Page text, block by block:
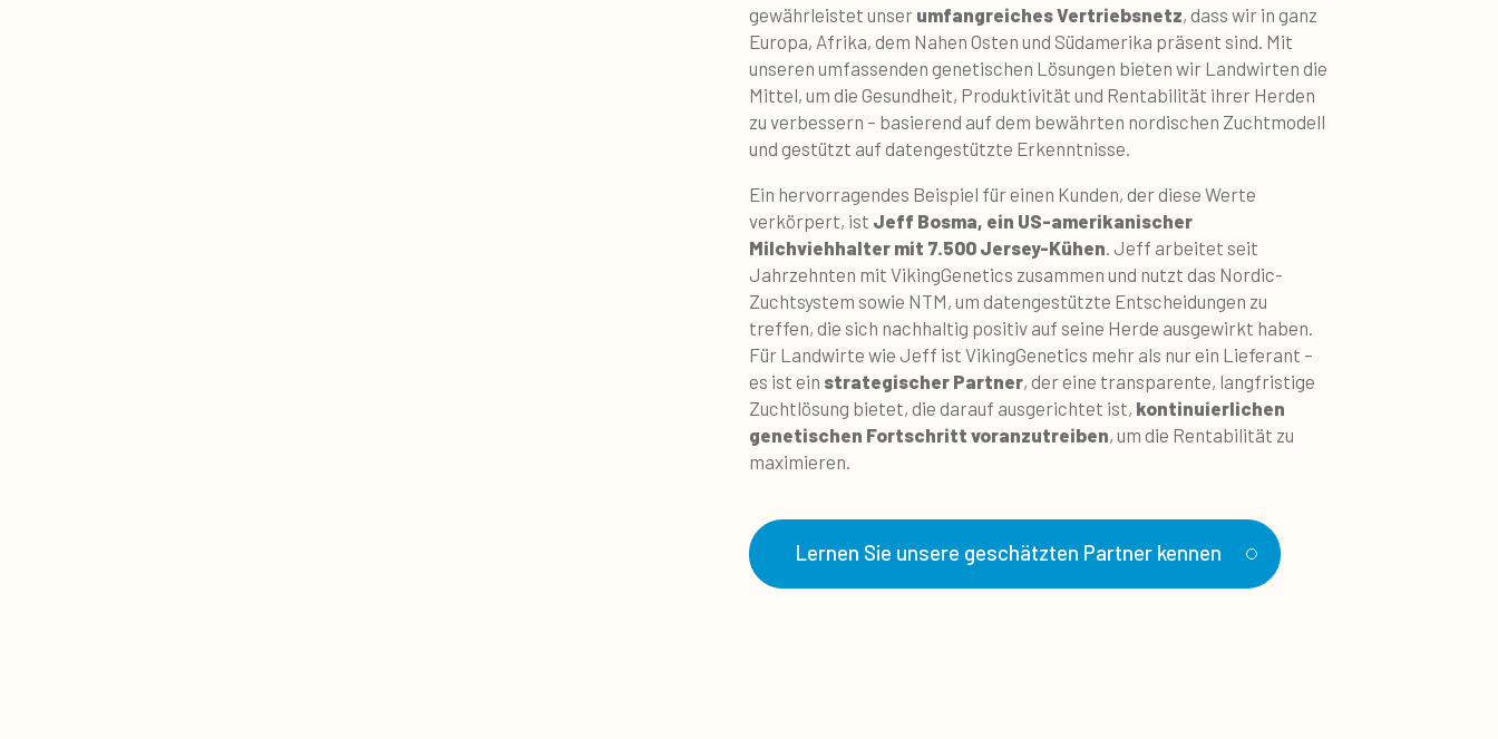
gewährleistet unser umfangreiches Vertriebsnetz, dass wir in ganz
Europa, Afrika, dem Nahen Osten und Südamerika präsent sind. Mit
unseren umfassenden genetischen Lösungen bieten wir Landwirten die
Mittel, um die Gesundheit, Produktivität und Rentabilität ihrer Herden
zu verbessern – basierend auf dem bewährten nordischen Zuchtmodell
und gestützt auf datengestützte Erkenntnisse.
Ein hervorragendes Beispiel für einen Kunden, der diese Werte
verkörpert, ist Jeff Bosma, ein US-amerikanischer
Milchviehhalter mit 7.500 Jersey-Kühen . Jeff arbeitet seit
Jahrzehnten mit VikingGenetics zusammen und nutzt das Nordic-
Zuchtsystem sowie NTM, um datengestützte Entscheidungen zu
treffen, die sich nachhaltig positiv auf seine Herde ausgewirkt haben.
Für Landwirte wie Jeff ist VikingGenetics mehr als nur ein Lieferant –
es ist ein strategischer Partner, der eine transparente, langfristige
Zuchtlösung bietet, die darauf ausgerichtet ist, kontinuierlichen
genetischen Fortschritt voranzutreiben, um die Rentabilität zu
maximieren.
Lernen Sie unsere geschätzten Partner kennen